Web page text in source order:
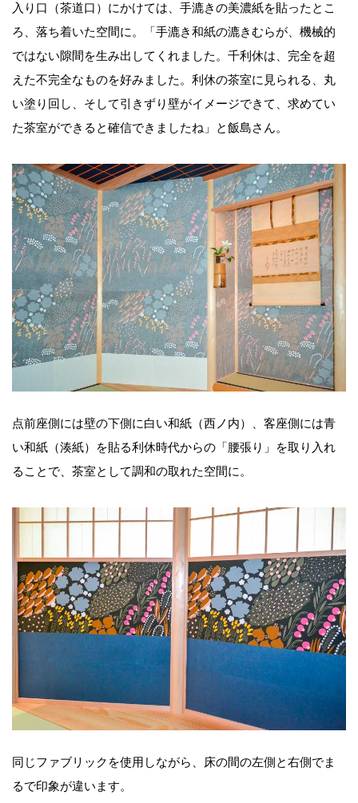
入り口（茶道口）にかけては、手漉きの美濃紙を貼ったとこ
ろ、落ち着いた空間に。「手漉き和紙の漉きむらが、機械的
ではない隙間を生み出してくれました。千利休は、完全を超
えた不完全なものを好みました。利休の茶室に見られる、丸
い塗り回し、そして引きずり壁がイメージできて、求めてい
た茶室ができると確信できましたね」と飯島さん。
点前座側には壁の下側に白い和紙（西ノ内）、客座側には青
い和紙（湊紙）を貼る利休時代からの「腰張り」を取り入れ
ることで、茶室として調和の取れた空間に。
同じファブリックを使用しながら、床の間の左側と右側でま
るで印象が違います。